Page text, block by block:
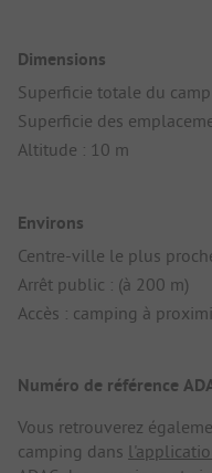
Dimensions
Superficie totale du
Superficie des
Altitude : 10 m
Environs
Centre-ville le plus
Arrêt public : (à 200 m)
Accès : camping à
Numéro de référence
Vous retrouverez
camping dans